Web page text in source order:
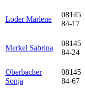
Loder Marlene
08145
84-17
Merkel Sabrina
08145
84-24
Oberbacher
Sonja
08145
84-67